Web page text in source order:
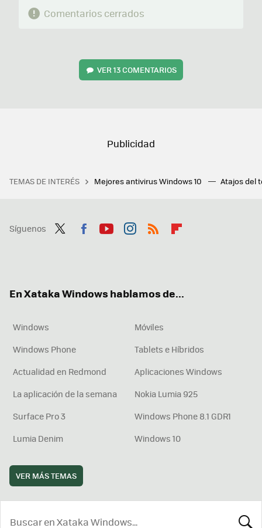
Comentarios cerrados
VER 13 COMENTARIOS
TEMAS DE INTERÉS Mejores antivirus Windows 10 Atajos del
Síguenos
En Xataka Windows hablamos de...
Windows
Móviles
Windows Phone
Tablets e Híbridos
Actualidad en Redmond
Aplicaciones Windows
La aplicación de la semana
Nokia Lumia 925
Surface Pro 3
Windows Phone 8.1 GDR1
Lumia Denim
Windows 10
VER MÁS TEMAS